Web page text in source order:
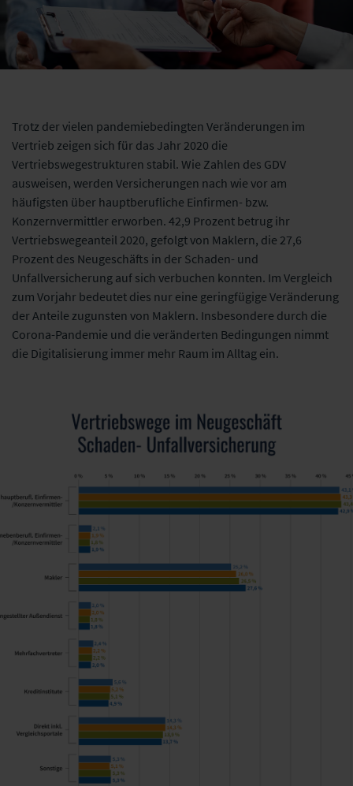
Trotz der vielen pandemiebedingten Veränderungen im
Vertrieb zeigen sich für das Jahr 2020 die
Vertriebswegestrukturen stabil. Wie Zahlen des GDV
ausweisen, werden Versicherungen nach wie vor am
häufigsten über hauptberufliche Einfirmen- bzw.
Konzernvermittler erworben. 42,9 Prozent betrug ihr
Vertriebswegeanteil 2020, gefolgt von Maklern, die 27,6
Prozent des Neugeschäfts in der Schaden- und
Unfallversicherung auf sich verbuchen konnten. Im Vergleich
zum Vorjahr bedeutet dies nur eine geringfügige Veränderung
der Anteile zugunsten von Maklern. Insbesondere durch die
Corona-Pandemie und die veränderten Bedingungen nimmt
die Digitalisierung immer mehr Raum im Alltag ein.